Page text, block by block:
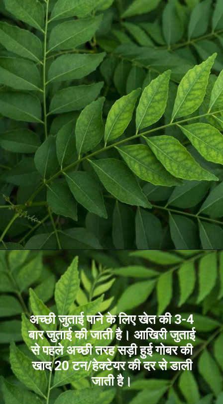
अच्छी जुताई पाने के लिए खेत की 3-4
बार जुताई की जाती है। आखिरी जुताई
से पहले अच्छी तरह सड़ी हुई गोबर की
खाद 20 टन/हेक्टेयर की दर से डाली
जाती है।